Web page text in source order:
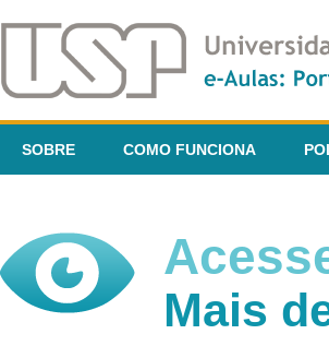
SOBRE COMO FUNCIONA
Mais